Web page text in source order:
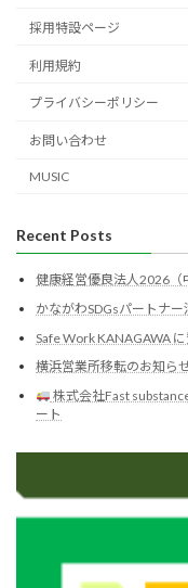
採用特設ページ
利用規約
プライバシーポリシー
お問い合わせ
MUSIC
Recent Posts
健康経営優良法人2026（
かながわSDGsパートナ
Safe Work KANAGAWA
横浜営業所移転のお知ら
株式会社Fast
ート